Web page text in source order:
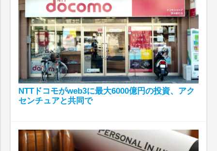
NTTドコモがweb3に最大6000億円の投資、アク
センチュアと共同で